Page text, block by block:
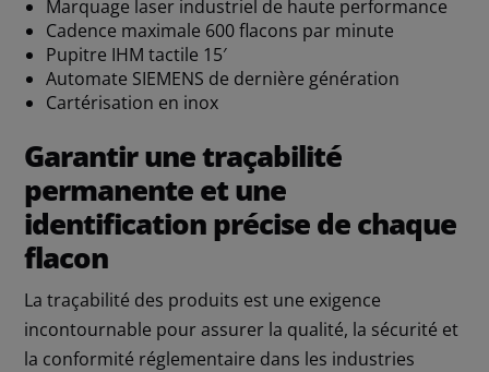
Marquage laser industriel de haute performance
Cadence maximale 600 flacons par minute
Pupitre IHM tactile 15′
Automate SIEMENS de dernière génération
Cartérisation en inox
Garantir une traçabilité
permanente et une
identification précise de chaque
flacon
La traçabilité des produits est une exigence
incontournable pour assurer la qualité, la sécurité et
la conformité réglementaire dans les industries